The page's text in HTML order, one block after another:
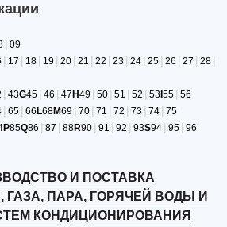
| 09
| 17 | 18 | 19 | 20 | 21 | 22 | 23 | 24 | 25 | 26 | 27 | 28 |
| 43G45 | 46 | 47H49 | 50 | 51 | 52 | 53I55 | 56
| 65 | 66L68M69 | 70 | 71 | 72 | 73 | 74 | 75
P85Q86 | 87 | 88R90 | 91 | 92 | 93S94 | 95 | 96
И ПОСТАВКА
ГАЗА, ПАРА, ГОРЯЧЕЙ ВОДЫ И
КОНДИЦИОНИРОВАНИЯ